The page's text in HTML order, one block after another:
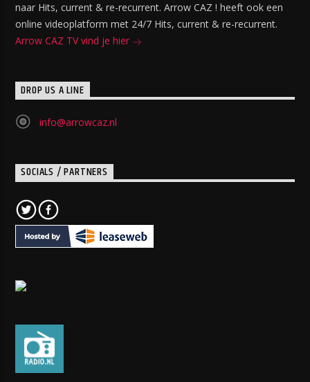
naar Hits, current & re-recurrent. Arrow CAZ ! heeft ook een
online videoplatform met 24/7 Hits, current & re-recurrent.
Arrow CAZ TV vind je hier
DROP US A LINE
info@arrowcaz.nl
SOCIALS / PARTNERS